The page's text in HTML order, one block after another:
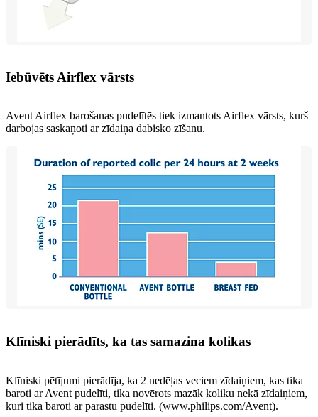
Iebūvēts Airflex vārsts
Avent Airflex barošanas pudelītēs tiek izmantots Airflex vārsts, kurš
darbojas saskaņoti ar zīdaiņa dabisko zīšanu.
Klīniski pierādīts, ka tas samazina kolikas
Klīniski pētījumi pierādīja, ka 2 nedēļas veciem zīdaiņiem, kas tika
baroti ar Avent pudelīti, tika novērots mazāk koliku nekā zīdaiņiem,
kuri tika baroti ar parastu pudelīti. (www.philips.com/Avent).